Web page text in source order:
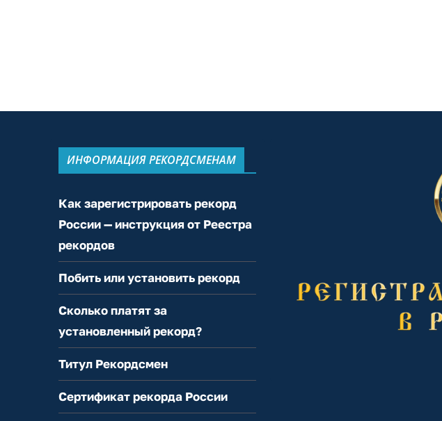
ИНФОРМАЦИЯ РЕКОРДСМЕНАМ
Как зарегистрировать рекорд
России — инструкция от Реестра
рекордов
Побить или установить рекорд
Сколько платят за
установленный рекорд?
Титул Рекордсмен
Сертификат рекорда России